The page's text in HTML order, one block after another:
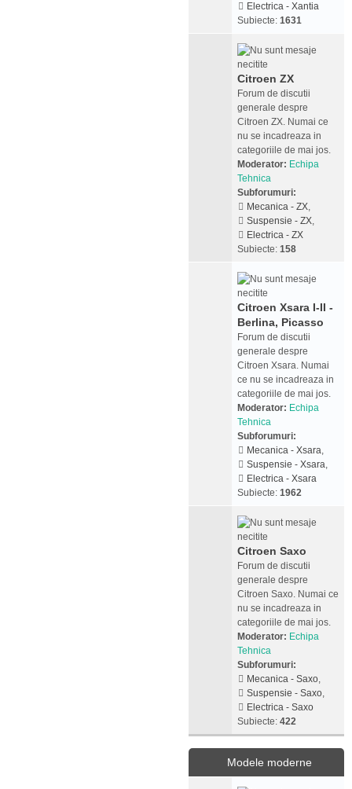
Electrica - Xantia
Subiecte: 1631
Citroen ZX
Forum de discutii
generale despre
Citroen ZX. Numai ce
nu se incadreaza in
categoriile de mai jos.
Moderator: Echipa
Tehnica
Subforumuri:
Mecanica - ZX,
Suspensie - ZX,
Electrica - ZX
Subiecte: 158
Citroen Xsara I-II -
Berlina, Picasso
Forum de discutii
generale despre
Citroen Xsara. Numai
ce nu se incadreaza in
categoriile de mai jos.
Moderator: Echipa
Tehnica
Subforumuri:
Mecanica - Xsara,
Suspensie - Xsara,
Electrica - Xsara
Subiecte: 1962
Citroen Saxo
Forum de discutii
generale despre
Citroen Saxo. Numai ce
nu se incadreaza in
categoriile de mai jos.
Moderator: Echipa
Tehnica
Subforumuri:
Mecanica - Saxo,
Suspensie - Saxo,
Electrica - Saxo
Subiecte: 422
Modele moderne